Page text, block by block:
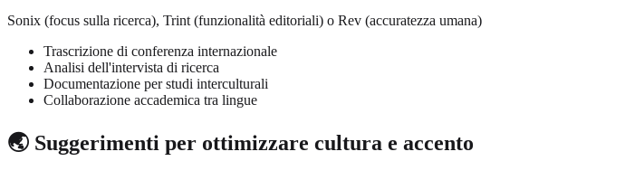
Sonix (focus sulla ricerca), Trint (funzionalità editoriali) o Rev (accuratezza umana)
Trascrizione di conferenza internazionale
Analisi dell'intervista di ricerca
Documentazione per studi interculturali
Collaborazione accademica tra lingue
🌏 Suggerimenti per ottimizzare cultura e accento